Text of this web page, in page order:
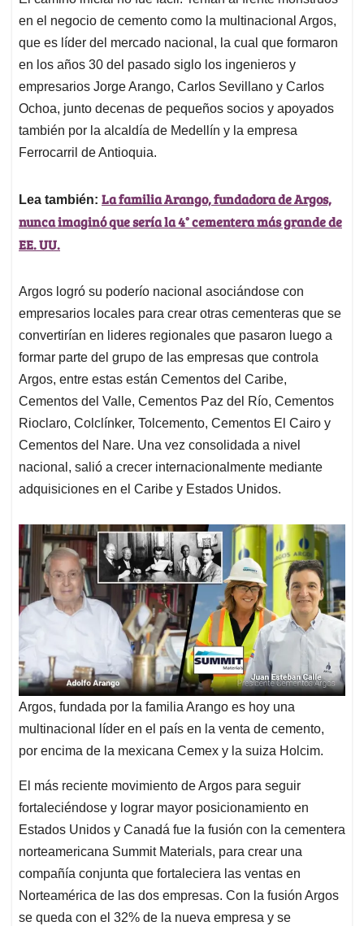
en el negocio de cemento como la multinacional Argos,
que es líder del mercado nacional, la cual que formaron
en los años 30 del pasado siglo los ingenieros y
empresarios Jorge Arango, Carlos Sevillano y Carlos
Ochoa, junto decenas de pequeños socios y apoyados
también por la alcaldía de Medellín y la empresa
Ferrocarril de Antioquia.
Lea también: La familia Arango, fundadora de Argos,
nunca imaginó que sería la 4° cementera más grande de
EE. UU.
Argos logró su poderío nacional asociándose con
empresarios locales para crear otras cementeras que se
convertirían en lideres regionales que pasaron luego a
formar parte del grupo de las empresas que controla
Argos, entre estas están Cementos del Caribe,
Cementos del Valle, Cementos Paz del Río, Cementos
Rioclaro, Colclínker, Tolcemento, Cementos El Cairo y
Cementos del Nare. Una vez consolidada a nivel
nacional, salió a crecer internacionalmente mediante
adquisiciones en el Caribe y Estados Unidos.
Argos, fundada por la familia Arango es hoy una
multinacional líder en el país en la venta de cemento,
por encima de la mexicana Cemex y la suiza Holcim.
El más reciente movimiento de Argos para seguir
fortaleciéndose y lograr mayor posicionamiento en
Estados Unidos y Canadá fue la fusión con la cementera
norteamericana Summit Materials, para crear una
compañía conjunta que fortaleciera las ventas en
Norteamérica de las dos empresas. Con la fusión Argos
se queda con el 32% de la nueva empresa y se